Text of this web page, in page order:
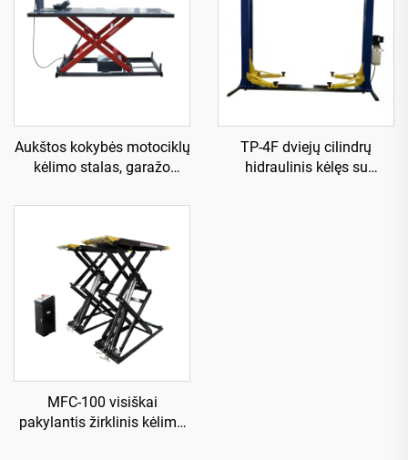
Aukštos kokybės motociklų
kėlimo stalas, garažo
TP-4F dviejų cilindrų
hidraulinis kėlęs su
MFC-100 visiškai
pakylantis žirklinis kėlimo